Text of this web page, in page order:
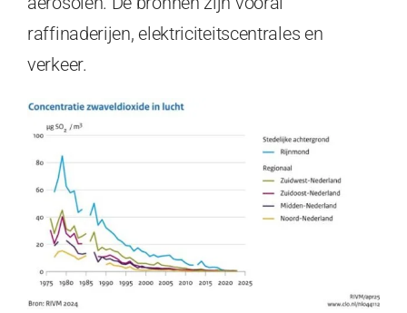
raffinaderijen, elektriciteitscentrales en
verkeer.